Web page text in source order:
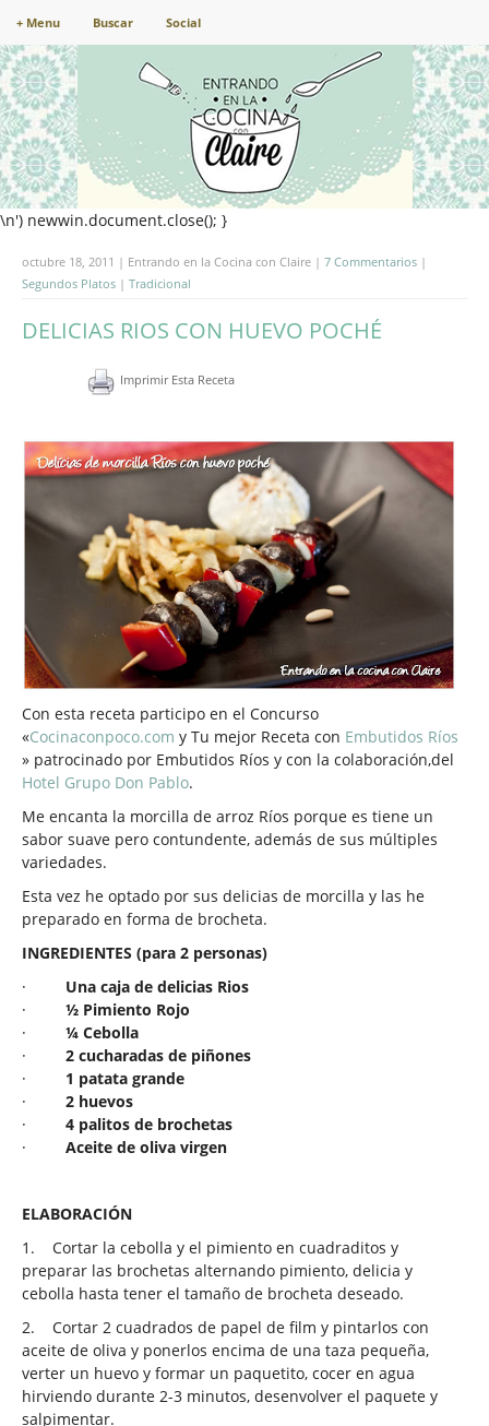
+ Menu Buscar Social
\n') newwin.document.close(); }
octubre 18, 2011 | Entrando en la Cocina con Claire | 7 Commentarios |
Segundos Platos | Tradicional
DELICIAS RIOS CON HUEVO POCHÉ
Imprimir Esta Receta
Con esta receta participo en el Concurso
«Cocinaconpoco.com y Tu mejor Receta con Embutidos Ríos
» patrocinado por Embutidos Ríos y con la colaboración,del
Hotel Grupo Don Pablo.
Me encanta la morcilla de arroz Ríos porque es tiene un
sabor suave pero contundente, además de sus múltiples
variedades.
Esta vez he optado por sus delicias de morcilla y las he
preparado en forma de brocheta.
INGREDIENTES (para 2 personas)
·
Una caja de delicias Rios
·
½ Pimiento Rojo
·
¼ Cebolla
·
2 cucharadas de piñones
·
1 patata grande
·
2 huevos
·
4 palitos de brochetas
·
Aceite de oliva virgen
ELABORACIÓN
1.
Cortar la cebolla y el pimiento en cuadraditos y
preparar las brochetas alternando pimiento, delicia y
cebolla hasta tener el tamaño de brocheta deseado.
2.
Cortar 2 cuadrados de papel de film y pintarlos con
aceite de oliva y ponerlos encima de una taza pequeña,
verter un huevo y formar un paquetito, cocer en agua
hirviendo durante 2-3 minutos, desenvolver el paquete y
salpimentar.